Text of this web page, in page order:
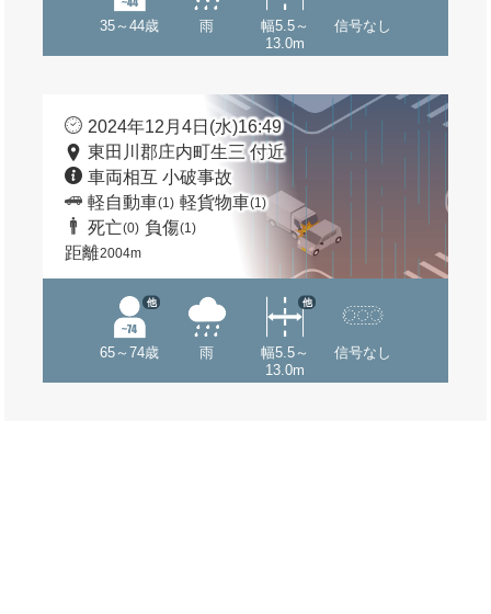
35～44歳 雨
幅5.5～
13.0m
信号なし
2024年12月4日(水)16:49
東田川郡庄内町生三 付近
車両相互 小破事故
軽自動車(1) 軽貨物車(1)
死亡(0) 負傷(1)
距離2004m
65～74歳
他
雨
幅5.5～
13.0m
他
信号なし